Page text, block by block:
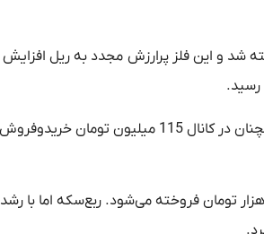
از سر گرفته شد و این فلز پرارزش مجدد به
سکه امامی امروز ریزش قیمت 300 هزار تومانی را ثبت کرد با این حال